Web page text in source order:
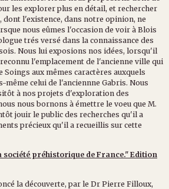
les explorer plus en détail, et rechercher
dont l'existence, dans notre opinion, ne
nous eûmes l'occasion de voir à Blois
trés versé dans la connaissance des
Nous lui exposions nos idées, lorsqu'il
l'emplacement de l'ancienne ville qui
aux mêmes caractères auxquels
même celui de l'anciennne Gabris. Nous
à nos projets d'exploration des
nous bornons à émettre le voeu que M.
jouir le public des recherches qu'il a
précieux qu'il a recueillis sur cette
société préhistorique de France." Edition
la découverte, par le Dr Pierre Filloux,